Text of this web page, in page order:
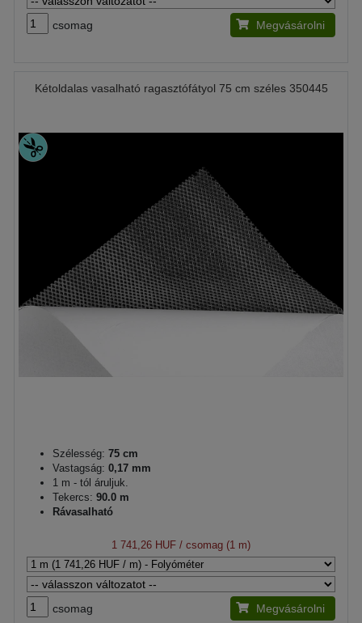
csomag Megvásárolni
Kétoldalas vasalható ragasztófátyol 75 cm széles 350445
Szélesség: 75 cm
Vastagság: 0,17 mm
1 m - tól áruljuk.
Tekercs: 90.0 m
Rávasalható
1 741,26 HUF / csomag (1 m)
csomag Megvásárolni